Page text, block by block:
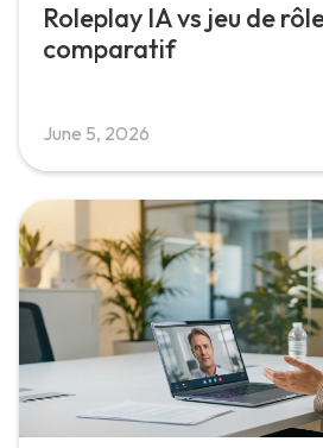
Roleplay IA vs jeu de
comparatif
June 5, 2026